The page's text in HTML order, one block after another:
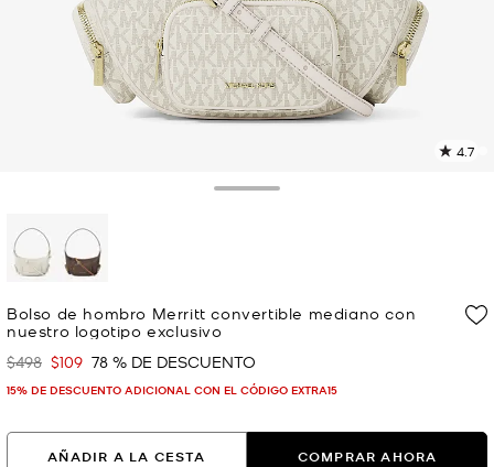
4.7
Bolso de hombro Merritt convertible mediano con
nuestro logotipo exclusivo
Era
$498 Ahora
$109 78 % DE DESCUENTO
15% DE DESCUENTO ADICIONAL CON EL CÓDIGO EXTRA15
AÑADIR A LA CESTA COMPRAR AHORA